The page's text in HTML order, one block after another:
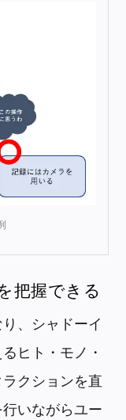
把握できる
、シャドーイ
ヒト・モノ・
クションを直
いながらユー